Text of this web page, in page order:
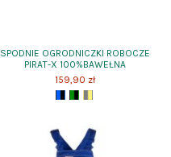
SPODNIE OGRODNICZKI ROBOCZE
PIRAT-X 100%BAWEŁNA
159,90 zł